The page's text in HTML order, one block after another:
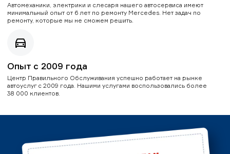
Автомеханики, электрики и слесаря нашего автосервиса имеют
минимальный опыт от 6 лет по ремонту Mercedes. Нет задач по
ремонту, которые мы не сможем решить.
Опыт с 2009 года
Центр Правильного Обслуживания успешно работает на рынке
автоуслуг с 2009 года. Нашими услугами воспользовались более
38 000 клиентов.